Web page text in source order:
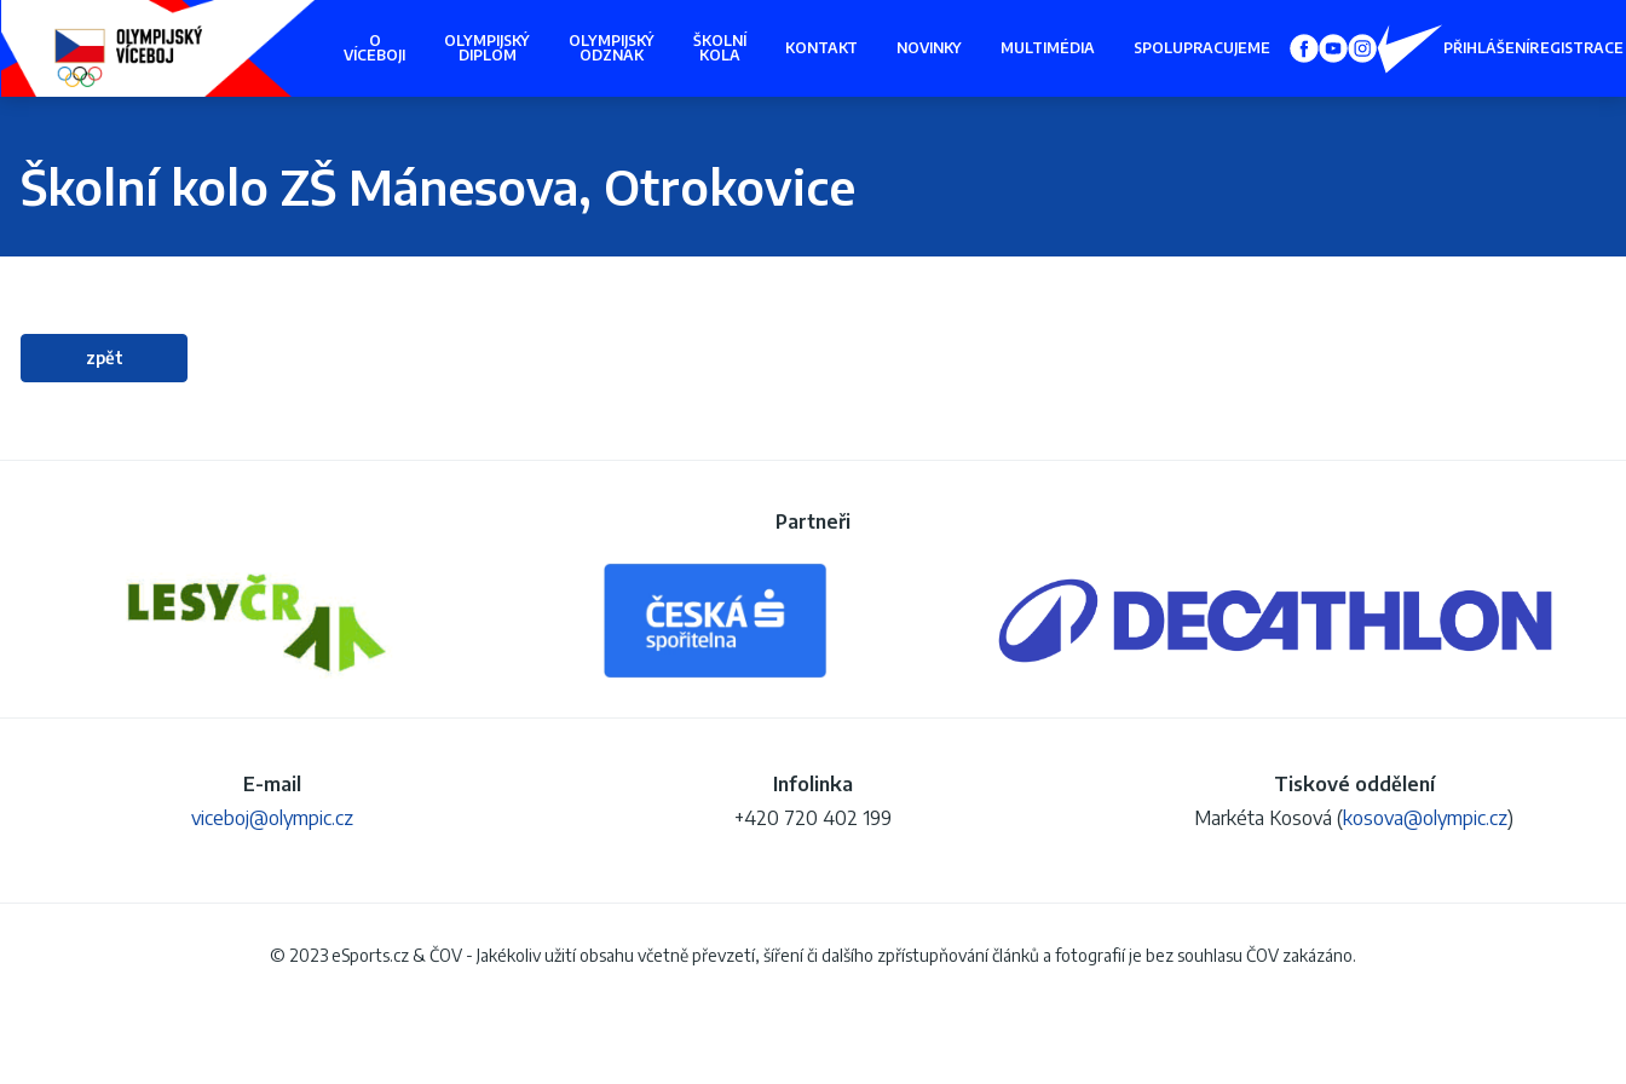
na
hlavní
obsah
O
VÍCEBOJI
OLYMPIJSKÝ
DIPLOM
OLYMPIJSKÝ
ODZNAK
ŠKOLNÍ
KOLA
KONTAKT NOVINKY MULTIMÉDIA SPOLUPRACUJEME PŘIHLÁŠENÍREGISTRACE
Školní kolo ZŠ Mánesova, Otrokovice
zpět
Partneři
E-mail
viceboj@olympic.cz
Infolinka
+420 720 402 199
Tiskové oddělení
Markéta Kosová (kosova@olympic.cz)
© 2023 eSports.cz & ČOV - Jakékoliv užití obsahu včetně převzetí, šíření či dalšího zpřístupňování článků a fotografií je bez souhlasu ČOV zakázáno.